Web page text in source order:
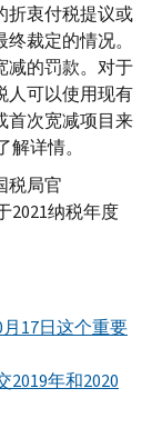
折衷付税提议或
裁定的情况。
减的罚款。对于
人可以使用现有
首次宽减项目来
解详情。
税局官
2021纳税年度
17日这个重要
2019年和2020